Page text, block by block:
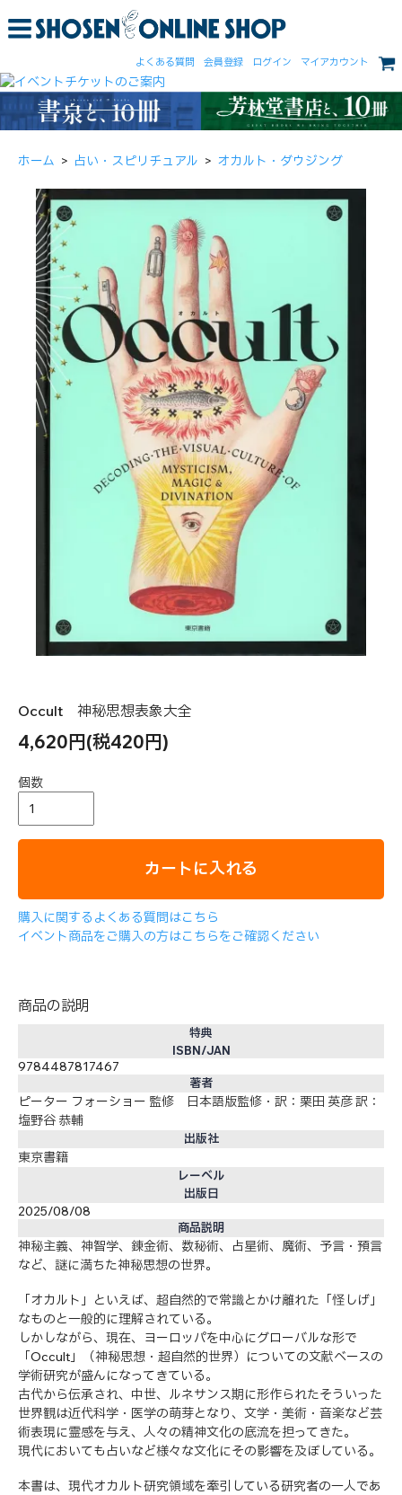
よくある質問 会員登録 ログイン マイアカウント
ホーム > 占い・スピリチュアル > オカルト・ダウジング
Occult 神秘思想表象大全
4,620円(税420円)
個数
カートに入れる
購入に関するよくある質問はこちら
イベント商品をご購入の方はこちらをご確認ください
商品の説明
特典
ISBN/JAN
9784487817467
著者
ピーター フォーショー 監修 日本語版監修・訳：栗田 英彦 訳：
塩野谷 恭輔
出版社
東京書籍
レーベル
出版日
2025/08/08
商品説明
神秘主義、神智学、錬金術、数秘術、占星術、魔術、予言・預言
など、謎に満ちた神秘思想の世界。
「オカルト」といえば、超自然的で常識とかけ離れた「怪しげ」
なものと一般的に理解されている。
しかしながら、現在、ヨーロッパを中心にグローバルな形で
「Occult」（神秘思想・超自然的世界）についての文献ベースの
学術研究が盛んになってきている。
古代から伝承され、中世、ルネサンス期に形作られたそういった
世界観は近代科学・医学の萌芽となり、文学・美術・音楽など芸
術表現に霊感を与え、人々の精神文化の底流を担ってきた。
現代においても占いなど様々な文化にその影響を及ぼしている。
本書は、現代オカルト研究領域を牽引している研究者の一人であ